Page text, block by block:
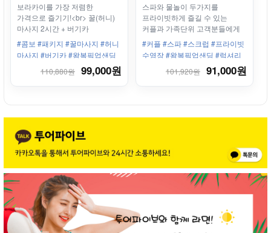
보라카이를 가장 저렴한
가격으로 즐기기!<br> 꿀(허니)
마사지 2시간 + 버기카
#콤보 #패키지 #꿀마사지 #허니
마사지 #버기카 #왕복픽업샌딩
110,880원 99,000원
스파와 물놀이 두가지를
프라이빗하게 즐길 수 있는
커플과 가족단위 고객분들에게
추천해 드리는 상품!!
#커플 #스파 #스크럽 #프라이빗
수영장 #왕복픽업샌딩 #럭셔리
101,920원 91,000원